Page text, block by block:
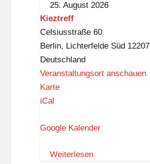
k
n
a
p
p
25. August 2026
Kieztreff
Celsiusstraße 60
Berlin, Lichterfelde Süd 12207
Deutschland
Veranstaltungsort anschauen
KarteK
z
r
iCal
Google Kalender
Weiterlesen